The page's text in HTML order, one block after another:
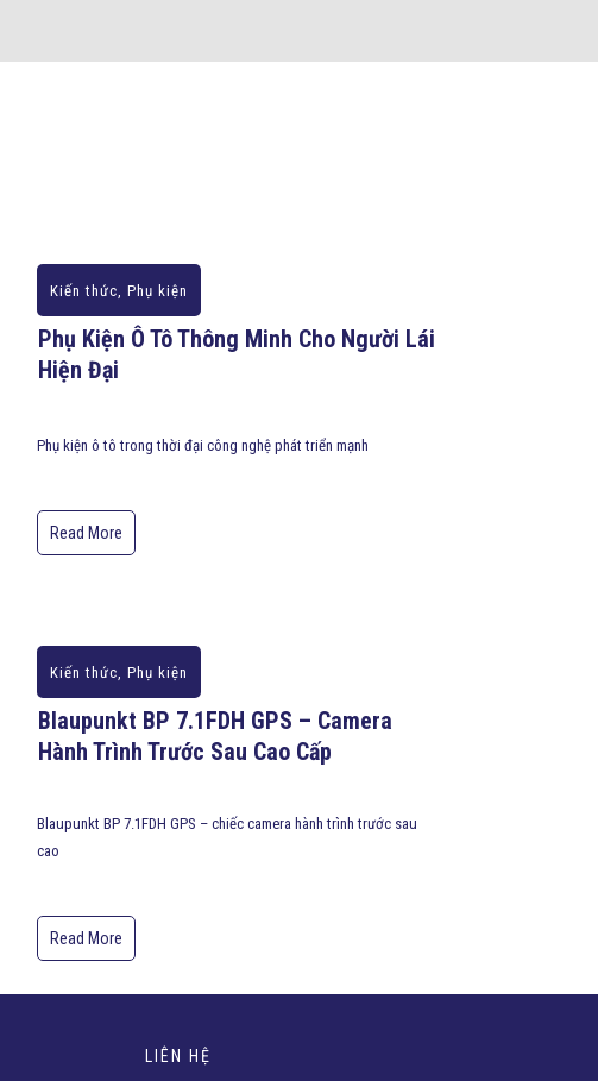
Kiến thức, Phụ kiện
Phụ Kiện Ô Tô Thông Minh Cho Người Lái
Hiện Đại
Phụ kiện ô tô trong thời đại công nghệ phát triển mạnh
Read More
Kiến thức, Phụ kiện
Blaupunkt BP 7.1FDH GPS – Camera
Hành Trình Trước Sau Cao Cấp
Blaupunkt BP 7.1FDH GPS – chiếc camera hành trình trước sau
cao
Read More
LIÊN HỆ